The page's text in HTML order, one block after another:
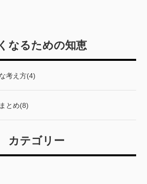
なるための知恵
考え方(4)
とめ(8)
カテゴリー